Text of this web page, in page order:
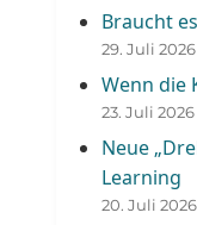
Braucht
29. Juli 2026
Wenn die
23. Juli 2026
Neue
Learning
20. Juli 2026